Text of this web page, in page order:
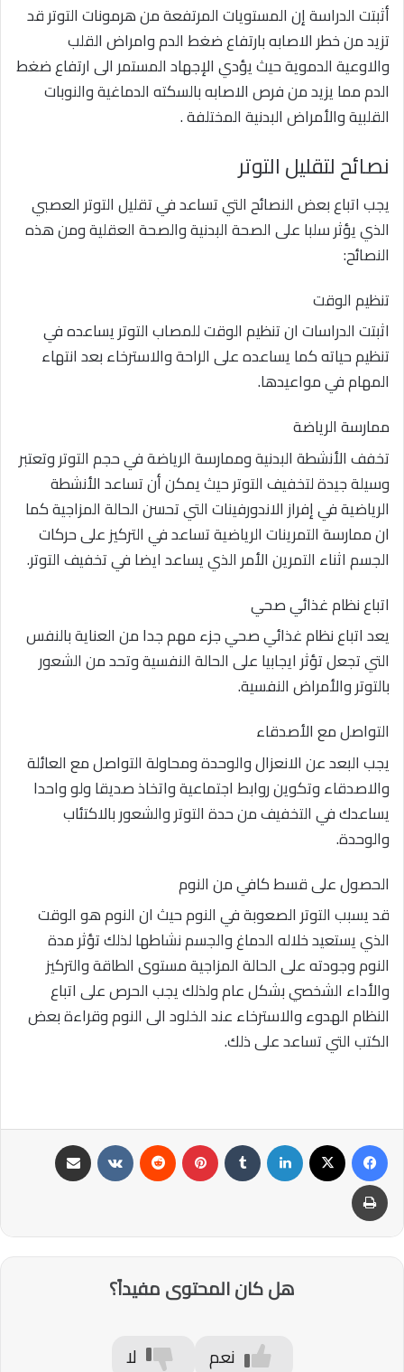
أثبتت الدراسة إن المستويات المرتفعة من هرمونات التوتر قد
تزيد من خطر الاصابه بارتفاع ضغط الدم وامراض القلب
والاوعية الدموية حيث يؤدي الإجهاد المستمر الى ارتفاع ضغط
الدم مما يزيد من فرص الاصابه بالسكته الدماغية والنوبات
القلبية والأمراض البدنية المختلفة .
نصائح لتقليل التوتر
يجب اتباع بعض النصائح التي تساعد في تقليل التوتر العصبي
الذي يؤثر سلبا على الصحة البدنية والصحة العقلية ومن هذه
النصائح:
تنظيم الوقت
اثبتت الدراسات ان تنظيم الوقت للمصاب التوتر يساعده في
تنظيم حياته كما يساعده على الراحة والاسترخاء بعد انتهاء
المهام في مواعيدها.
ممارسة الرياضة
تخفف الأنشطة البدنية وممارسة الرياضة في حجم التوتر وتعتبر
وسيلة جيدة لتخفيف التوتر حيث يمكن أن تساعد الأنشطة
الرياضية في إفراز الاندورفينات التي تحسن الحالة المزاجية كما
ان ممارسة التمرينات الرياضية تساعد في التركيز على حركات
الجسم اثناء التمرين الأمر الذي يساعد ايضا في تخفيف التوتر.
اتباع نظام غذائي صحي
يعد اتباع نظام غذائي صحي جزء مهم جدا من العناية بالنفس
التي تجعل تؤثر ايجابيا على الحالة النفسية وتحد من الشعور
بالتوتر والأمراض النفسية.
التواصل مع الأصدقاء
يجب البعد عن الانعزال والوحدة ومحاولة التواصل مع العائلة
والاصدقاء وتكوين روابط اجتماعية واتخاذ صديقا ولو واحدا
يساعدك في التخفيف من حدة التوتر والشعور بالاكتئاب
والوحدة.
الحصول على قسط كافي من النوم
قد يسبب التوتر الصعوبة في النوم حيث ان النوم هو الوقت
الذي يستعيد خلاله الدماغ والجسم نشاطها لذلك تؤثر مدة
النوم وجودته على الحالة المزاجية مستوى الطاقة والتركيز
والأداء الشخصي بشكل عام ولذلك يجب الحرص على اتباع
النظام الهدوء والاسترخاء عند الخلود الى النوم وقراءة بعض
الكتب التي تساعد على ذلك.
هل كان المحتوى مفيداً؟
نعم لا